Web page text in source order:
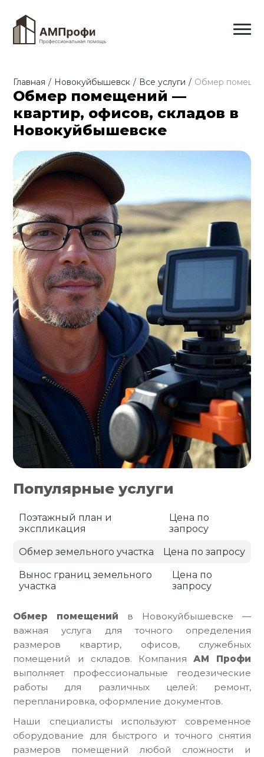
Главная / Новокуйбышевск / Все услуги / Обмер
Обмер помещений —
квартир, офисов, складов в
Новокуйбышевске
Обмер помещений в Новокуйбышевске —
важная услуга для точного определения
размеров квартир, офисов, служебных
помещений и складов. КомпанияАМ Профи
выполняет профессиональные геодезические
работы для различных целей: ремонт,
перепланировка, оформление документов.
Наши специалисты используют современное
оборудование для быстрого и точного снятия
размеров помещений любой сложности и
Популярные услуги
Поэтажный план и
экспликация
Цена по
запросу
Обмер земельного участка Цена по запросу
Вынос границ земельного
участка
Цена по
запросу